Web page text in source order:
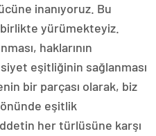
inanıyoruz. Bu
yürümekteyiz.
haklarının
eşitliğinin sağlanması
bir parçası olarak, biz
eşitlik
her türlüsüne karşı